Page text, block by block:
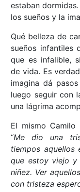
estaban
los sueños y la
Qué belleza de
sueños
que es infalible,
de vida. Es
imagina dá
luego seguir con
una lágrima
El mismo
“Me dio una
tiempos aquellos
que estoy viejo y
niñez. Ver
con tristeza